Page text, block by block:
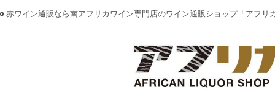
赤ワイン通販なら南アフリカワイン専門店のワイン通販ショップ「アフリ